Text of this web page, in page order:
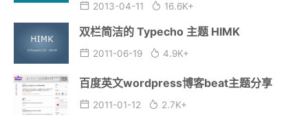
2013-04-11 16.6K+
双栏简洁的 Typecho 主题 HIMK
2011-06-19 4.9K+
百度英文wordpress博客beat主题分享
2011-01-12 2.7K+